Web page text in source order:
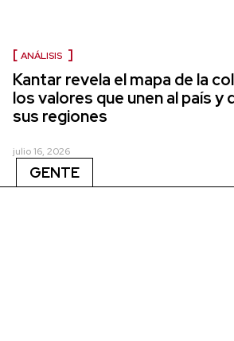
ANÁLISIS
Kantar revela el mapa de la
los valores que unen al país y
sus regiones
julio 16, 2026
GENTE